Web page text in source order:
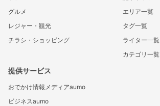
グルメ
レジャー・観光
チラシ・ショッピング
エリア一覧
タグ一覧
ライター一覧
カテゴリ一覧
提供サービス
おでかけ情報メディアaumo
ビジネスaumo